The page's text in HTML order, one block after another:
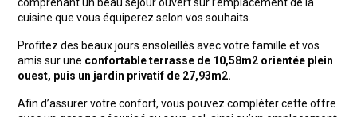
cuisine que vous équiperez selon vos souhaits.
Profitez des beaux jours ensoleillés avec votre famille et vos
amis sur une confortable terrasse de 10,58m2 orientée plein
ouest, puis un jardin privatif de 27,93m2.
Afin d’assurer votre confort, vous pouvez compléter cette offre